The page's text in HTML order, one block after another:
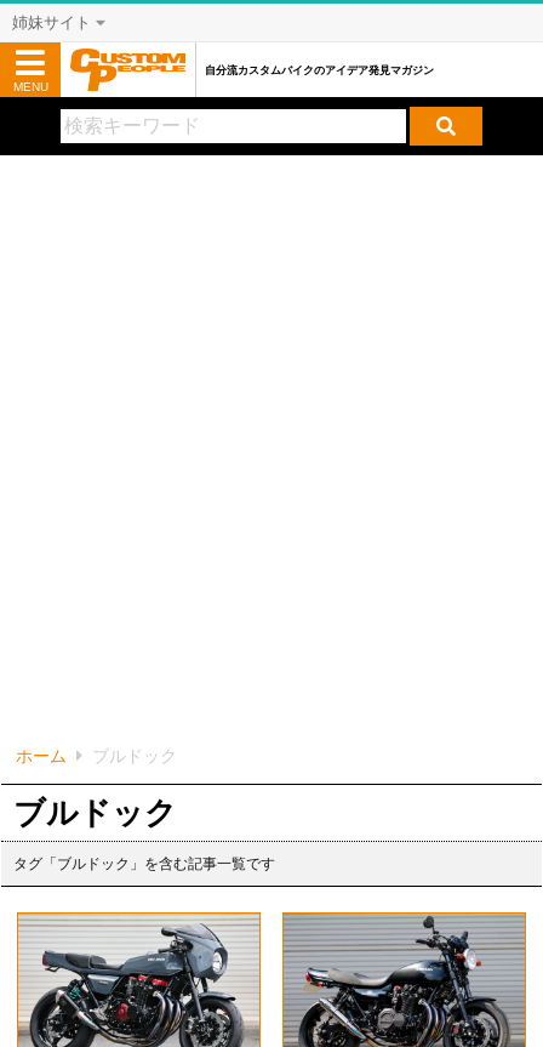
ホーム ブルドック
ブルドック
タグ「ブルドック」を含む記事一覧です
姉妹サイト
MENU
自分流カスタムバイクのアイデア発見マガジン